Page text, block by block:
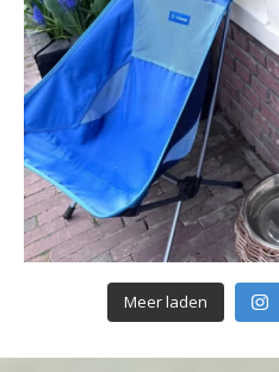
Meer laden